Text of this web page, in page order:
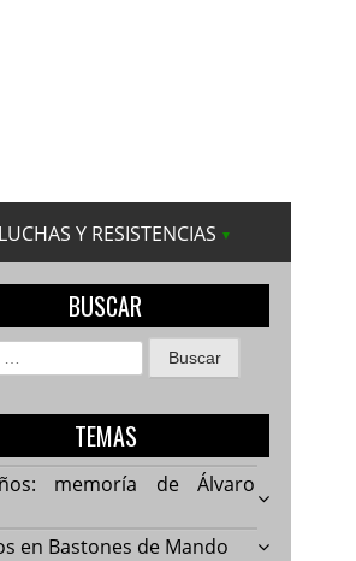
LUCHAS Y RESISTENCIAS
BUSCAR
TEMAS
memoría de Álvaro
en Bastones de Mando